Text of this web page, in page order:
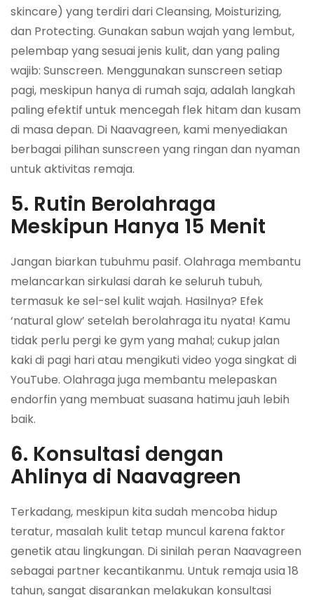
skincare) yang terdiri dari Cleansing, Moisturizing,
dan Protecting. Gunakan sabun wajah yang lembut,
pelembap yang sesuai jenis kulit, dan yang paling
wajib: Sunscreen. Menggunakan sunscreen setiap
pagi, meskipun hanya di rumah saja, adalah langkah
paling efektif untuk mencegah flek hitam dan kusam
di masa depan. Di Naavagreen, kami menyediakan
berbagai pilihan sunscreen yang ringan dan nyaman
untuk aktivitas remaja.
5. Rutin Berolahraga
Meskipun Hanya 15 Menit
Jangan biarkan tubuhmu pasif. Olahraga membantu
melancarkan sirkulasi darah ke seluruh tubuh,
termasuk ke sel-sel kulit wajah. Hasilnya? Efek
‘natural glow’ setelah berolahraga itu nyata! Kamu
tidak perlu pergi ke gym yang mahal; cukup jalan
kaki di pagi hari atau mengikuti video yoga singkat di
YouTube. Olahraga juga membantu melepaskan
endorfin yang membuat suasana hatimu jauh lebih
baik.
6. Konsultasi dengan
Ahlinya di Naavagreen
Terkadang, meskipun kita sudah mencoba hidup
teratur, masalah kulit tetap muncul karena faktor
genetik atau lingkungan. Di sinilah peran Naavagreen
sebagai partner kecantikanmu. Untuk remaja usia 18
tahun, sangat disarankan melakukan konsultasi